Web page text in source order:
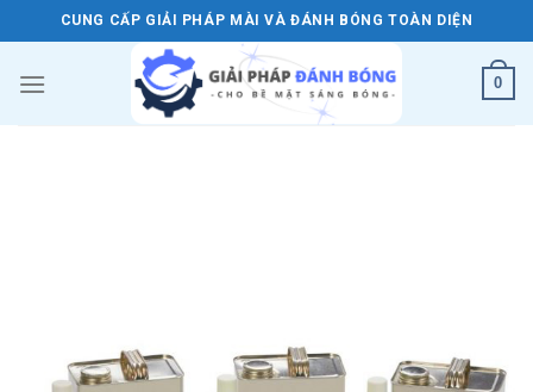
to
content
CUNG CẤP GIẢI PHÁP MÀI VÀ ĐÁNH BÓNG TOÀN DIỆN
0